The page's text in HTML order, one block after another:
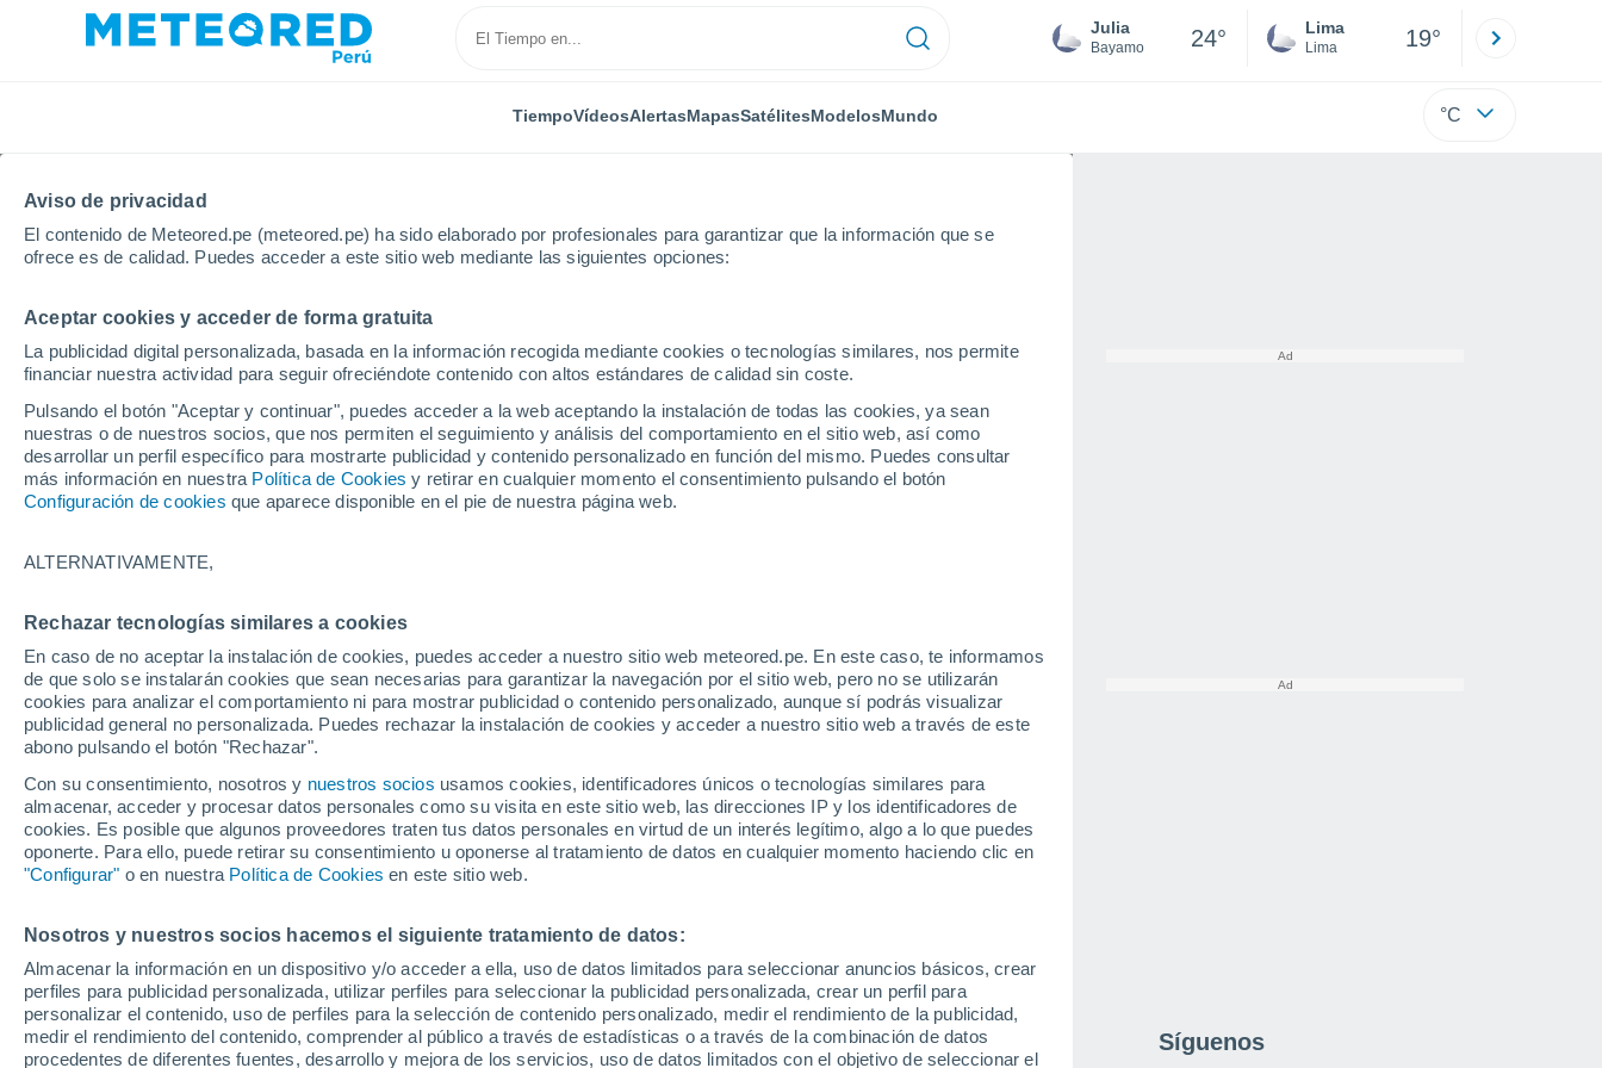
Aviso de privacidad
El contenido de Meteored.pe (meteored.pe) ha sido elaborado por profesionales para garantizar que la información que se
ofrece es de calidad. Puedes acceder a este sitio web mediante las siguientes opciones:
Aceptar cookies y acceder de forma gratuita
La publicidad digital personalizada, basada en la información recogida mediante cookies o tecnologías similares, nos permite
financiar nuestra actividad para seguir ofreciéndote contenido con altos estándares de calidad sin coste.
Pulsando el botón "Aceptar y continuar", puedes acceder a la web aceptando la instalación de todas las cookies, ya sean
nuestras o de nuestros socios, que nos permiten el seguimiento y análisis del comportamiento en el sitio web, así como
desarrollar un perfil específico para mostrarte publicidad y contenido personalizado en función del mismo. Puedes consultar
más información en nuestra Política de Cookies y retirar en cualquier momento el consentimiento pulsando el botón
Configuración de cookies que aparece disponible en el pie de nuestra página web.
ALTERNATIVAMENTE,
Rechazar tecnologías similares a cookies
En caso de no aceptar la instalación de cookies, puedes acceder a nuestro sitio web meteored.pe. En este caso, te informamos
de que solo se instalarán cookies que sean necesarias para garantizar la navegación por el sitio web, pero no se utilizarán
cookies para analizar el comportamiento ni para mostrar publicidad o contenido personalizado, aunque sí podrás visualizar
publicidad general no personalizada. Puedes rechazar la instalación de cookies y acceder a nuestro sitio web a través de este
abono pulsando el botón "Rechazar".
Con su consentimiento, nosotros y nuestros socios usamos cookies, identificadores únicos o tecnologías similares para
almacenar, acceder y procesar datos personales como su visita en este sitio web, las direcciones IP y los identificadores de
cookies. Es posible que algunos proveedores traten tus datos personales en virtud de un interés legítimo, algo a lo que puedes
oponerte. Para ello, puede retirar su consentimiento u oponerse al tratamiento de datos en cualquier momento haciendo clic en
"Configurar" o en nuestra Política de Cookies en este sitio web.
Nosotros y nuestros socios hacemos el siguiente tratamiento de datos:
Almacenar la información en un dispositivo y/o acceder a ella, uso de datos limitados para seleccionar anuncios básicos, crear
perfiles para publicidad personalizada, utilizar perfiles para seleccionar la publicidad personalizada, crear un perfil para
personalizar el contenido, uso de perfiles para la selección de contenido personalizado, medir el rendimiento de la publicidad,
medir el rendimiento del contenido, comprender al público a través de estadísticas o a través de la combinación de datos
procedentes de diferentes fuentes, desarrollo y mejora de los servicios, uso de datos limitados con el objetivo de seleccionar el
Julia
Bayamo 24° Lima
Lima 19°
TiempoVídeosAlertasMapasSatélitesModelosMundo °C
Inicio Cuba Granma Julia Por horas
Tiempo en Julia por horas
Tiempo 1 - 7 días Por horas
Gráfica del tiempo por horas en Julia
SÍMBOLO TEMPERATURA
00 03 06 09 12 15 18 21 00 03 06 09 12 15 18 21 00 03 06 09 12 15 18 21 00
1.1
7
1.2
0.3
0.1 0.6
1.5
31° 32° 32°
24°
23° 23°
24°
30°
32°
31° 31°
34°
31°
Síguenos